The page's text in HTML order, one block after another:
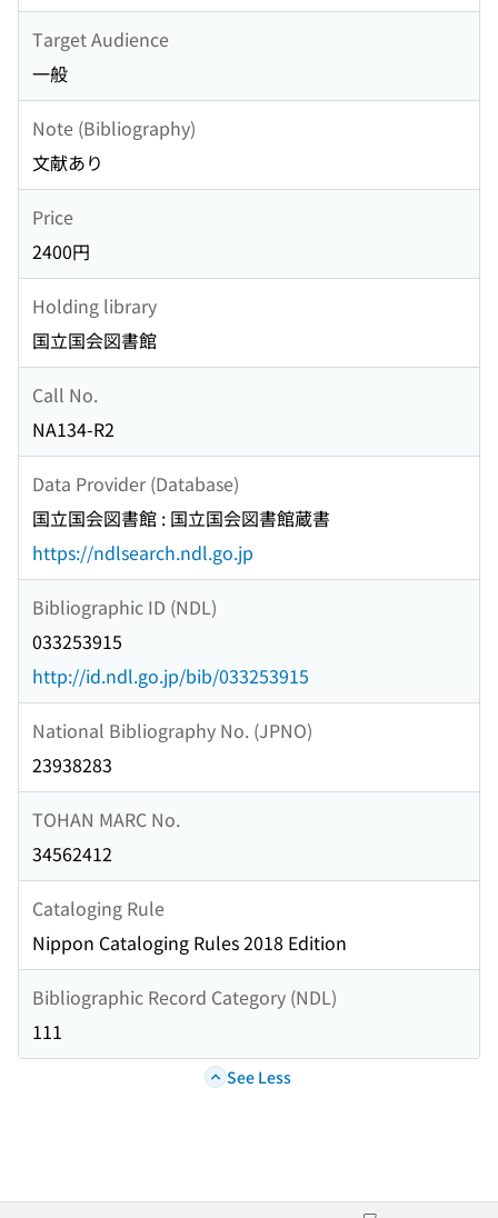
Target Audience
一般
Note (Bibliography)
文献あり
Price
2400円
Holding library
国立国会図書館
Call No.
NA134-R2
Data Provider (Database)
国立国会図書館 : 国立国会図書館蔵書
https://ndlsearch.ndl.go.jp
Bibliographic ID (NDL)
033253915
http://id.ndl.go.jp/bib/033253915
National Bibliography No. (JPNO)
23938283
TOHAN MARC No.
34562412
Cataloging Rule
Nippon Cataloging Rules 2018 Edition
Bibliographic Record Category (NDL)
111
See Less